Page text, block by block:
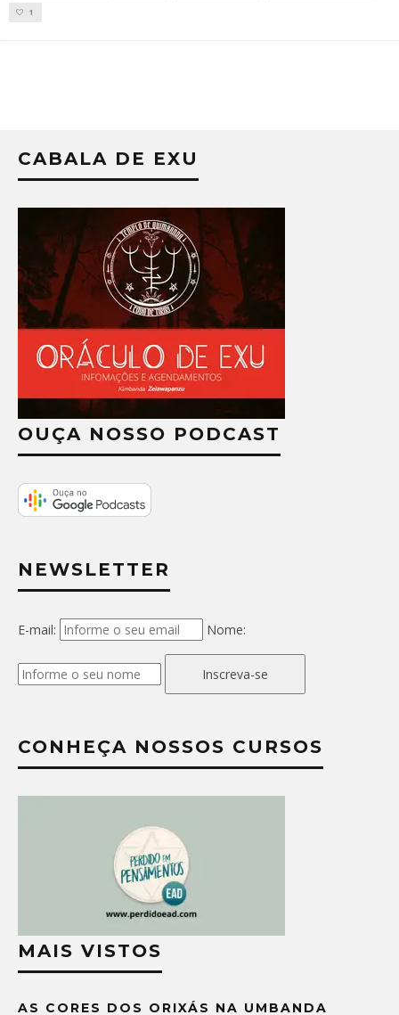
1
CABALA DE EXU
OUÇA NOSSO PODCAST
NEWSLETTER
E-mail: Nome:
Inscreva-se
CONHEÇA NOSSOS CURSOS
MAIS VISTOS
AS CORES DOS ORIXÁS NA UMBANDA